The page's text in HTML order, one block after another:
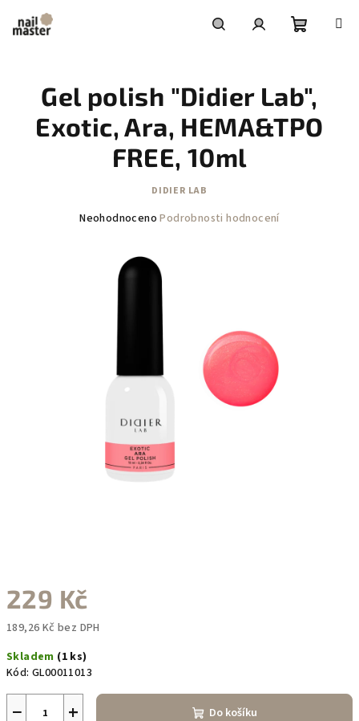
obsah
košík
229 Kč
189,26 Kč bez DPH
cena:
Skladem (1 ks)
Kód: GL00011013
+
− Do košíku
Gel polish "Didier Lab",
Exotic, Ara, HEMA&TPO
FREE, 10ml
DIDIER LAB
Průměrné
hvězdiček.
Neohodnoceno Podrobnosti hodnocení